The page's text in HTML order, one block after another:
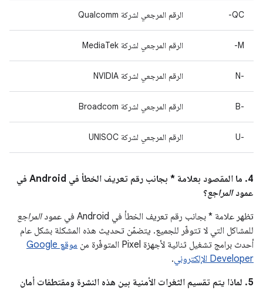
QC- الرقم المرجعي لشركة Qualcomm
M- الرقم المرجعي لشركة MediaTek
‫N-‎ الرقم المرجعي لشركة NVIDIA
B-‎ الرقم المرجعي لشركة Broadcom
U-‎ الرقم المرجعي لشركة UNISOC
4. ما المقصود بعلامة * بجانب رقم تعريف الخطأ في Android في
عمودالمراجع؟
تظهر علامة * بجانب رقم تعريف الخطأ في Android في عمود
المراجع
للمشاكل التي لا تتوفّر للجميع. يتضمّن تحديث هذه المشكلة بشكل عام
أحدث برامج تشغيل ثنائية لأجهزة Pixel المتوفّرة من
موقع Google
Developer الإلكتروني
.
5. لماذا يتم تقسيم الثغرات الأمنية بين هذه النشرة ومقتطفات أمان